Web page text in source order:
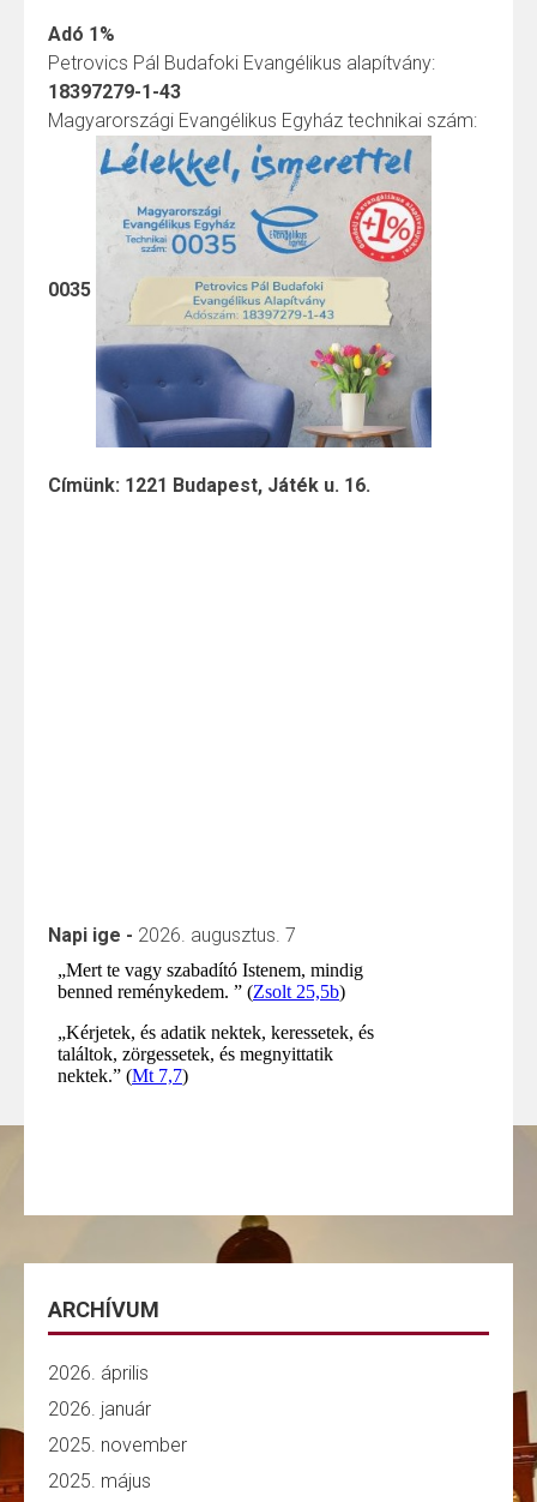
Adó 1%
Petrovics Pál Budafoki Evangélikus alapítvány:
18397279-1-43
Magyarországi Evangélikus Egyház technikai szám:
0035
Címünk: 1221 Budapest, Játék u. 16.
Napi ige - 2026. augusztus. 7
ARCHÍVUM
2026. április
2026. január
2025. november
2025. május